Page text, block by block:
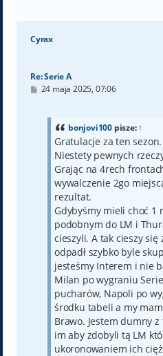
Cyrax
Re: Serie A
P24 maja 2025, 07:06
bonjovi100pisze:↑
Gratulacje za ten sezon.
Niestety pewnych
Grając na 4rech
wywalczenie 2go
rezultat.
Gdybyśmy mieli choć 1
podobnym do LM i
cieszyli. A tak cieszy się
odpadł szybko byle
jesteśmy Interem i nie
Milan po wygraniu
pucharów, Napoli po
środku tabeli a my
Brawo. Jestem dumny z
im aby zdobyli tą LM
ukoronowaniem ich